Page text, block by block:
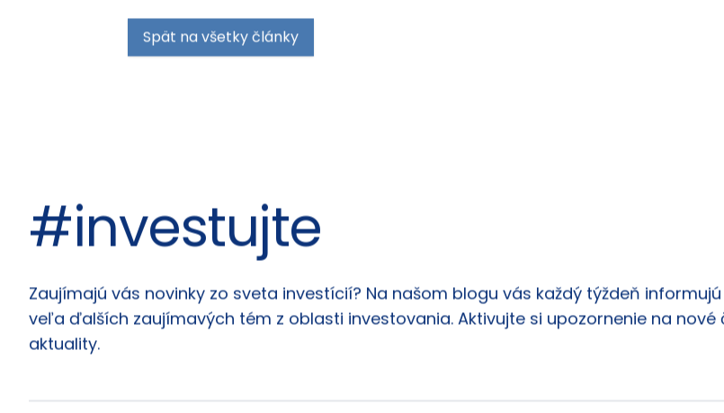
Spät na všetky články
#investujte
Články
Zaujímajú vás novinky zo sveta investícií? Na našom blogu vás každý týždeň
veľa ďalších zaujímavých tém z oblasti investovania. Aktivujte si upozornenie na
aktuality.